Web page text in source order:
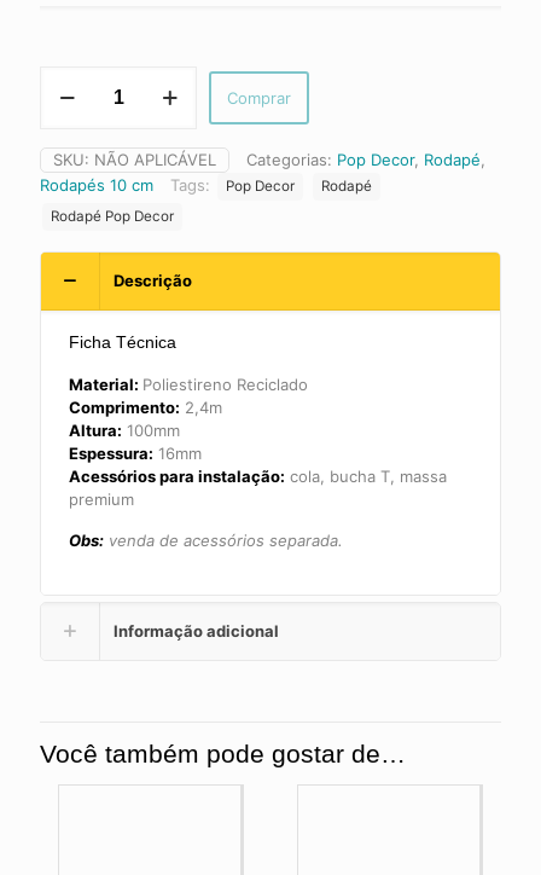
Pop
-
10cm
|
457
Luzia
quantidade
Comprar
SKU: NÃO APLICÁVEL Categorias: Pop Decor, Rodapé,
Rodapés 10 cm
Tags: Pop Decor
Rodapé
Rodapé Pop Decor
Descrição
Ficha Técnica
Material: Poliestireno Reciclado
Comprimento: 2,4m
Altura: 100mm
Espessura: 16mm
Acessórios para instalação: cola, bucha T, massa
premium
Obs: venda de acessórios separada.
Informação adicional
Você também pode gostar de…